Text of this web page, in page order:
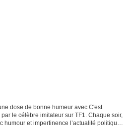
dose de bonne humeur avec C'est
le célèbre imitateur sur TF1. Chaque soir,
humour et impertinence l’actualité politique